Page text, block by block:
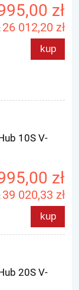
zł
26 012,20 zł
kup
10S V-
zł
39 020,33 zł
kup
20S V-